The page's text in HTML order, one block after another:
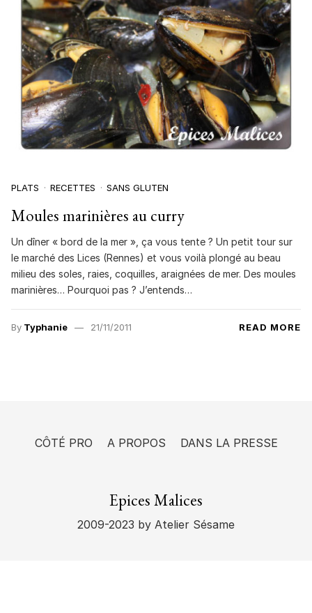
PLATS RECETTES SANS GLUTEN
Moules marinières au curry
Un dîner « bord de la mer », ça vous tente ? Un petit tour sur
le marché des Lices (Rennes) et vous voilà plongé au beau
milieu des soles, raies, coquilles, araignées de mer. Des moules
marinières… Pourquoi pas ? J’entends…
By Typhanie 21/11/2011 READ MORE
CÔTÉ PRO A PROPOS DANS LA PRESSE
Epices Malices
2009-2023 by Atelier Sésame